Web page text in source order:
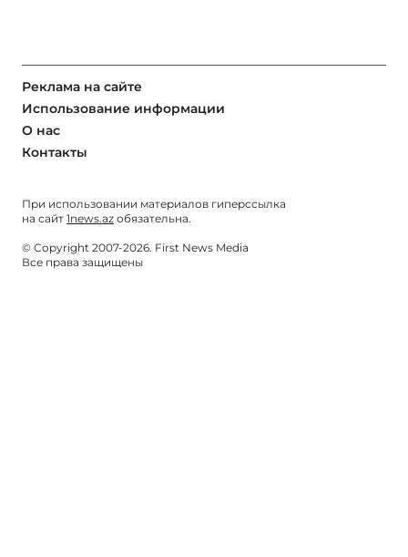
Реклама на сайте
Использование информации
О нас
Контакты
При использовании материалов гиперссылка
на сайт 1news.az обязательна.
© Copyright 2007-2026. First News Media
Все права защищены